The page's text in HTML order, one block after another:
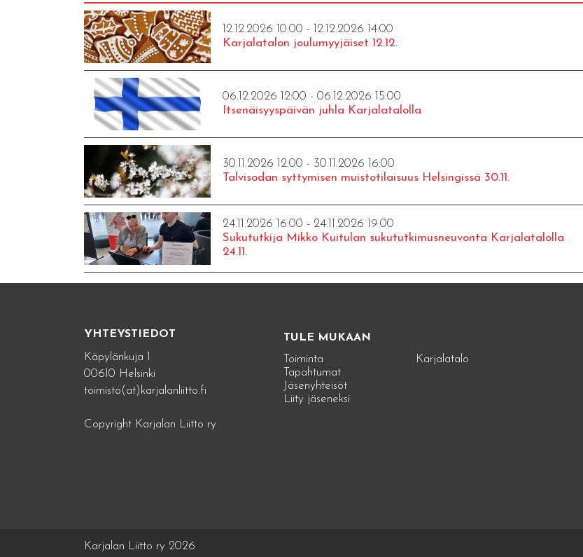
12.12.2026 10:00 - 12.12.2026 14:00
Karjalatalon joulumyyjäiset 12.12.
06.12.2026 12:00 - 06.12.2026 15:00
Itsenäisyyspäivän juhla Karjalatalolla
30.11.2026 12:00 - 30.11.2026 16:00
Talvisodan syttymisen muistotilaisuus Helsingissä 30.11.
24.11.2026 16:00 - 24.11.2026 19:00
Sukututkija Mikko Kuitulan sukututkimusneuvonta Karjalatalolla
24.11.
YHTEYSTIEDOT
Käpylänkuja 1
00610 Helsinki
toimisto(at)karjalanliitto.fi
Copyright Karjalan Liitto ry
TULE MUKAAN
Toiminta
Tapahtumat
Jäsenyhteisöt
Liity jäseneksi
Karjalatalo
Karjalan Liitto ry 2026